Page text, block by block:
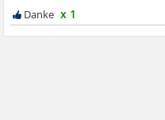
x 1